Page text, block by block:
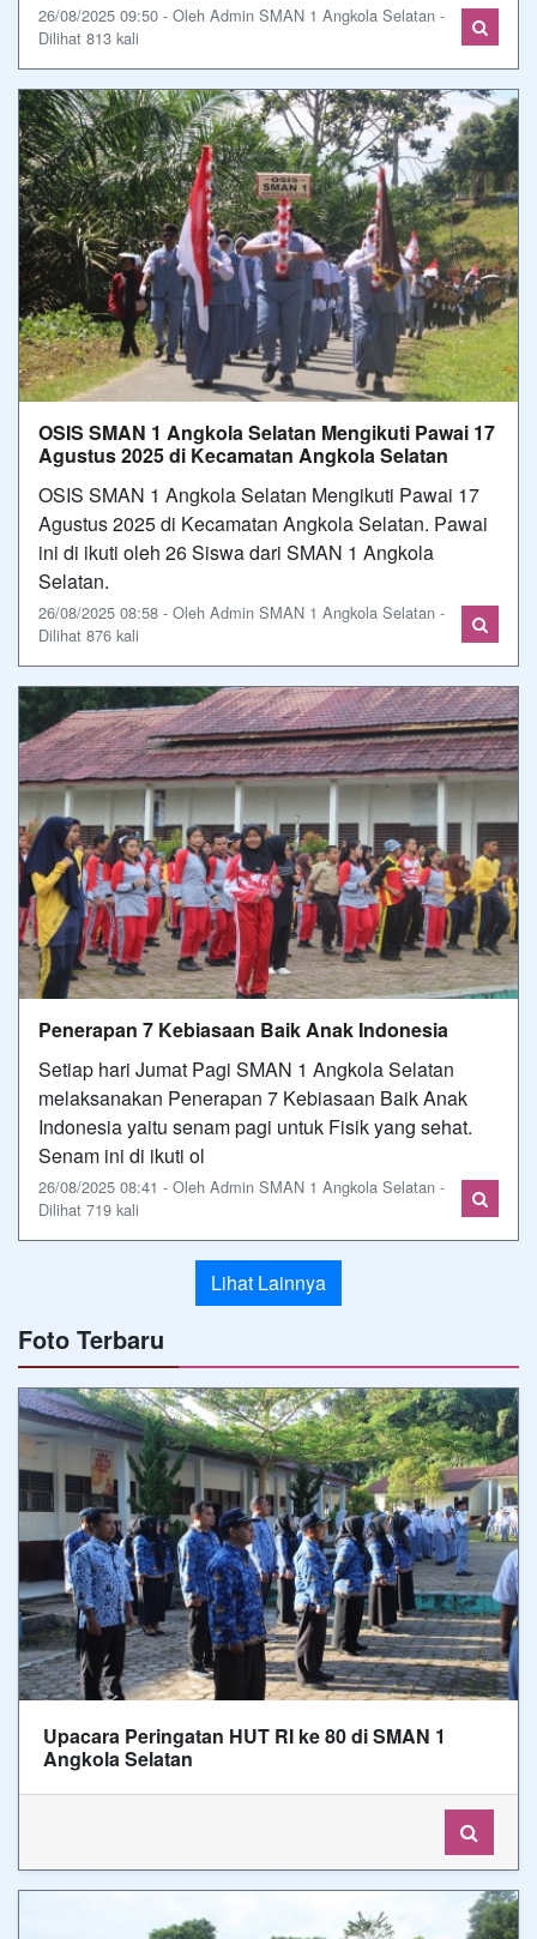
26/08/2025 09:50 - Oleh Admin SMAN 1 Angkola Selatan -
Dilihat 813 kali
OSIS SMAN 1 Angkola Selatan Mengikuti Pawai 17
Agustus 2025 di Kecamatan Angkola Selatan
OSIS SMAN 1 Angkola Selatan Mengikuti Pawai 17
Agustus 2025 di Kecamatan Angkola Selatan. Pawai
ini di ikuti oleh 26 Siswa dari SMAN 1 Angkola
Selatan.
26/08/2025 08:58 - Oleh Admin SMAN 1 Angkola Selatan -
Dilihat 876 kali
Penerapan 7 Kebiasaan Baik Anak Indonesia
Setiap hari Jumat Pagi SMAN 1 Angkola Selatan
melaksanakan Penerapan 7 Kebiasaan Baik Anak
Indonesia yaitu senam pagi untuk Fisik yang sehat.
Senam ini di ikuti ol
26/08/2025 08:41 - Oleh Admin SMAN 1 Angkola Selatan -
Dilihat 719 kali
Lihat Lainnya
Foto Terbaru
Upacara Peringatan HUT RI ke 80 di SMAN 1
Angkola Selatan